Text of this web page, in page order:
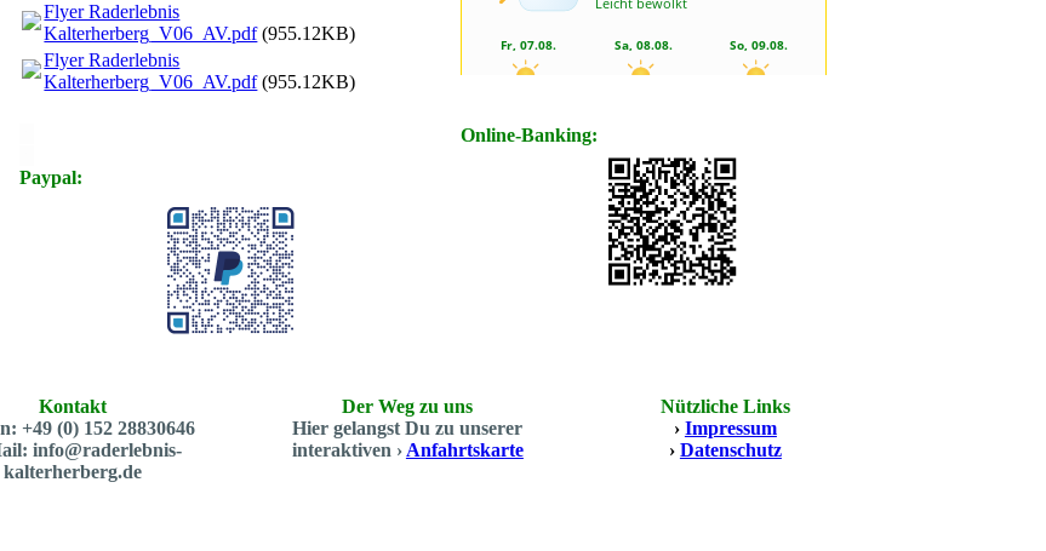
Flyer Raderlebnis
Kalterherberg_V06_AV.pdf(955.12KB)
Flyer Raderlebnis
Kalterherberg_V06_AV.pdf(955.12KB)
Paypal:
Online-Banking:
Kontakt
+49 (0) 152 28830646
info@raderlebnis-
kalterherberg.de
Der Weg zu uns
Hier gelangst Du zu unserer
interaktiven › Anfahrtskarte
Nützliche Links
› Impressum
› Datenschutz